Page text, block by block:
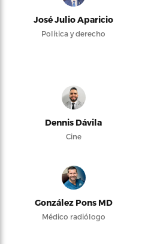
José Julio Aparicio
Política y derecho
Dennis Dávila
Cine
González Pons MD
Médico radiólogo